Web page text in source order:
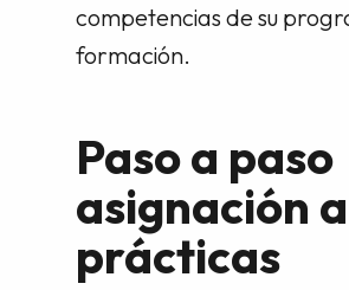
competencias de su
formación.
Paso a paso
asignación a
prácticas